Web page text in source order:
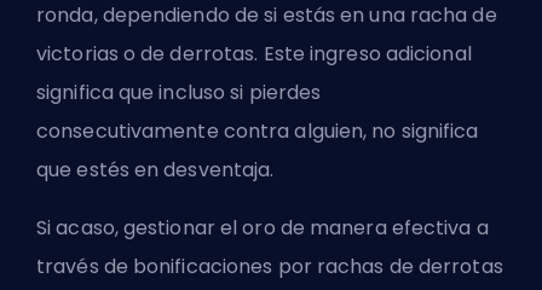
ronda, dependiendo de si estás en una racha de
victorias o de derrotas. Este ingreso adicional
significa que incluso si pierdes
consecutivamente contra alguien, no significa
que estés en desventaja.
Si acaso, gestionar el oro de manera efectiva a
través de bonificaciones por rachas de derrotas